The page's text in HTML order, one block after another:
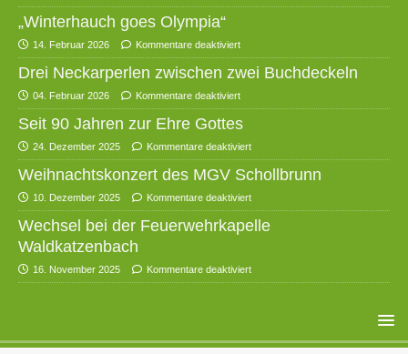
„Winterhauch goes Olympia“
14. Februar 2026 Kommentare deaktiviert
Drei Neckarperlen zwischen zwei Buchdeckeln
04. Februar 2026 Kommentare deaktiviert
Seit 90 Jahren zur Ehre Gottes
24. Dezember 2025 Kommentare deaktiviert
Weihnachtskonzert des MGV Schollbrunn
10. Dezember 2025 Kommentare deaktiviert
Wechsel bei der Feuerwehrkapelle
Waldkatzenbach
16. November 2025 Kommentare deaktiviert